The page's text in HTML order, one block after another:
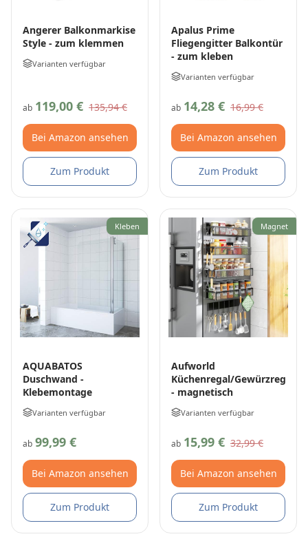
Angerer Balkonmarkise
Style - zum klemmen
Varianten verfügbar
ab 119,00 € 135,94 €
Bei Amazon ansehen
Zum Produkt
Apalus Prime
Fliegengitter Balkontür
- zum kleben
Varianten verfügbar
ab 14,28 € 16,99 €
Bei Amazon ansehen
Zum Produkt
Kleben
AQUABATOS
Duschwand -
Klebemontage
Varianten verfügbar
ab 99,99 €
Bei Amazon ansehen
Zum Produkt
Magnet
Aufworld
Küchenregal/Gewürzregal
- magnetisch
Varianten verfügbar
ab 15,99 € 32,99 €
Bei Amazon ansehen
Zum Produkt